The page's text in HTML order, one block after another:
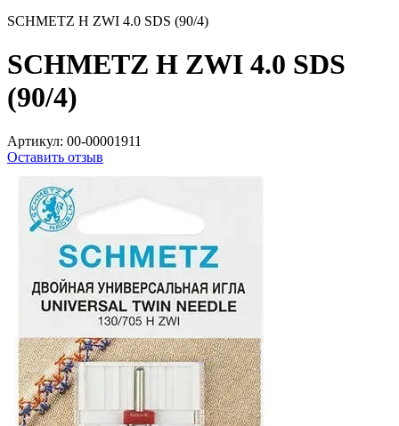
SCHMETZ H ZWI 4.0 SDS (90/4)
SCHMETZ H ZWI 4.0 SDS
(90/4)
Артикул: 00-00001911
Оставить отзыв